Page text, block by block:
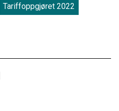
Tariffoppgjøret 2022